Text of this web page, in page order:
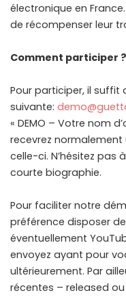
électronique en
de récompenser leur
Comment participer ?
Pour participer, il suffit
suivante:
« DEMO – Votre nom
recevrez
celle-ci. N’hésitez pas
courte biographie.
Pour faciliter notre
préférence disposer
éventuellement
envoyez ayant pour
ultérieurement. Par
récentes – released ou